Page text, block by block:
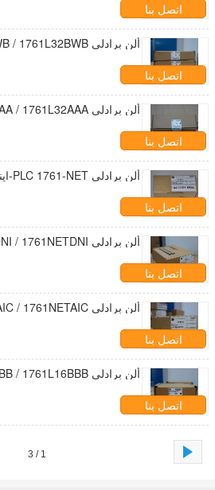
اتصل بنا
ألن برادلي PLC 1761-L32BWB / 1761L32BWB
اتصل بنا
ألن برادلي PLC 1761-L32AAA / 1761L32AAA
اتصل بنا
ألن برادلي PLC 1761-NET-ايني / 1761NETENI
اتصل بنا
ألن برادلي PLC 1761-NET-DNI / 1761NETDNI
اتصل بنا
ألن برادلي PLC 1761-NET-AIC / 1761NETAIC
اتصل بنا
ألن برادلي PLC 1761-L16BBB / 1761L16BBB
اتصل بنا
1 / 3